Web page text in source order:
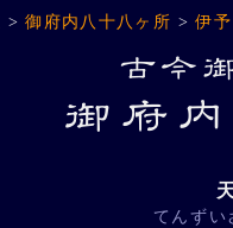
>御府内八十八ヶ所 >伊
てんず